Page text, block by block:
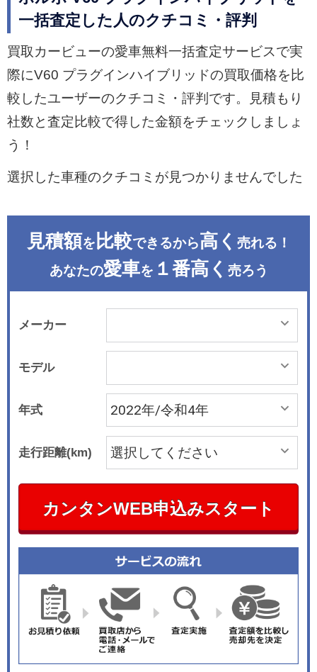
一括査定した人のクチコミ・評判
買取カービューの愛車無料一括査定サービスで実
際にV60 プラグインハイブリッドの買取価格を比
較したユーザーのクチコミ・評判です。見積もり
社数と査定比較で得した金額をチェックしましょ
う！
選択した車種のクチコミが見つかりませんでした
見積額を 比較できるから高く 売れる！
あなたの愛車を １番高く 売ろう
メーカー
モデル
年式
走行距離(km)
カンタンWEB申込みスタート